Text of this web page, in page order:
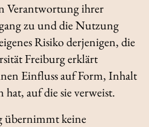
Verantwortung ihrer
zu und die Nutzung
Risiko derjenigen, die
Freiburg erklärt
Einfluss auf Form, Inhalt
auf die sie verweist.
übernimmt keine